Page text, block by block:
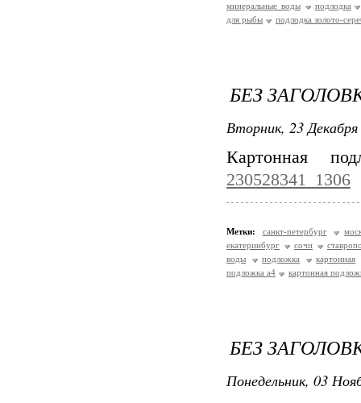
минеральные воды
подлодка
для рыбы
подлодка золото-
БЕЗ
Вторник, 23
Картонная
230528341_1306
Метки: санкт-петербург
екатеринбург
сочи
воды
подложка
картонная
подложка а4
картонная
БЕЗ
Понедельник, 03